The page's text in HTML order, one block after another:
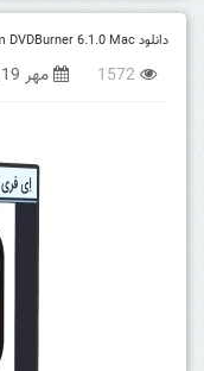
دانلود Cisdem DVDBurner 6.1.0 Mac رایت DVD در مکینتاش
1572 مهر 19, 1400